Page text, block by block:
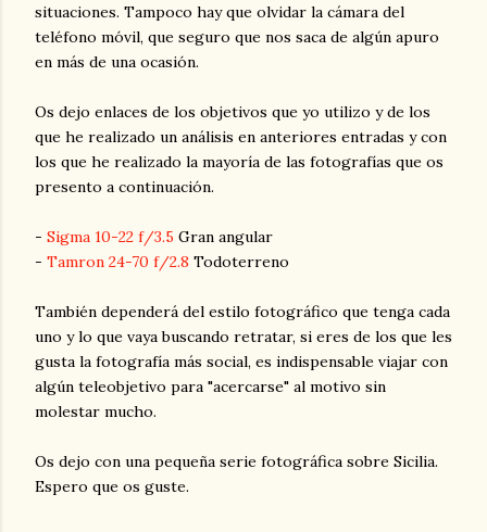
situaciones. Tampoco hay que olvidar la cámara del
teléfono móvil, que seguro que nos saca de algún apuro
en más de una ocasión.
Os dejo enlaces de los objetivos que yo utilizo y de los
que he realizado un análisis en anteriores entradas y con
los que he realizado la mayoría de las fotografías que os
presento a continuación.
- Sigma 10-22 f/3.5 Gran angular
- Tamron 24-70 f/2.8 Todoterreno
También dependerá del estilo fotográfico que tenga cada
uno y lo que vaya buscando retratar, si eres de los que les
gusta la fotografía más social, es indispensable viajar con
algún teleobjetivo para "acercarse" al motivo sin
molestar mucho.
Os dejo con una pequeña serie fotográfica sobre Sicilia.
Espero que os guste.